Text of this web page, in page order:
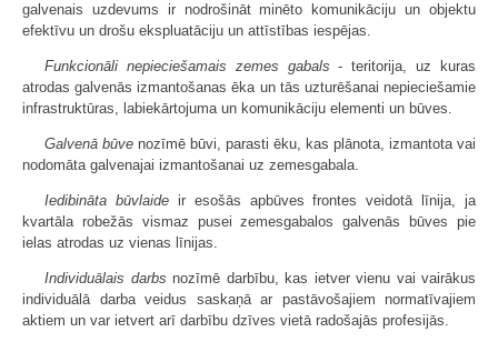
galvenais uzdevums ir nodrošināt minēto komunikāciju un objektu
efektīvu un drošu ekspluatāciju un attīstības iespējas.
Funkcionāli nepieciešamais zemes gabals - teritorija, uz kuras
atrodas galvenās izmantošanas ēka un tās uzturēšanai nepieciešamie
infrastruktūras, labiekārtojuma un komunikāciju elementi un būves.
Galvenā būve nozīmē būvi, parasti ēku, kas plānota, izmantota vai
nodomāta galvenajai izmantošanai uz zemesgabala.
Iedibināta būvlaideir esošās apbūves frontes veidotā līnija, ja
kvartāla robežās vismaz pusei zemesgabalos galvenās būves pie
ielas atrodas uz vienas līnijas.
Individuālais darbs nozīmē darbību, kas ietver vienu vai vairākus
individuālā darba veidus saskaņā ar pastāvošajiem normatīvajiem
aktiem un var ietvert arī darbību dzīves vietā radošajās profesijās.